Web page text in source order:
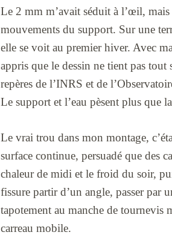
Le 2 mm m’avait séduit à l’œil,
mouvements du support. Sur une
elle se voit au premier hiver. Avec
appris que le dessin ne tient pas
repères de l’INRS et de
Le support et l’eau pèsent plus que
Le vrai trou dans mon montage,
surface continue, persuadé que des
chaleur de midi et le froid du soir,
fissure partir d’un angle, passer par
tapotement au manche de tournevis
carreau mobile.